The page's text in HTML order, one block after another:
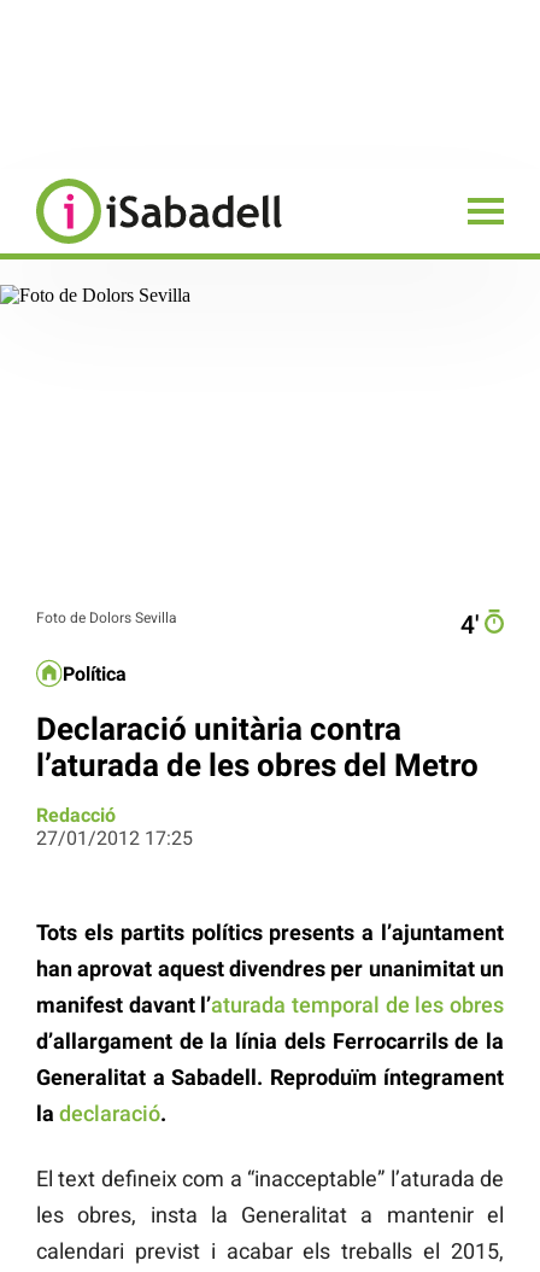
Foto de Dolors Sevilla 4′
Política
Declaració unitària contra
l’aturada de les obres del Metro
Redacció
27/01/2012 17:25
Tots els partits polítics presents a l’ajuntament
han aprovat aquest divendres per unanimitat un
manifest davant l’aturada temporal de les obres
d’allargament de la línia dels Ferrocarrils de la
Generalitat a Sabadell. Reproduïm íntegrament
la declaració.
El text defineix com a “inacceptable” l’aturada de
les obres, insta la Generalitat a mantenir el
calendari previst i acabar els treballs el 2015,